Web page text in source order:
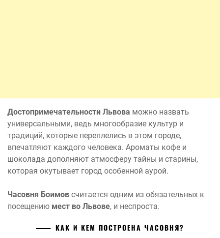
Достопримечательности Львова можно назвать
универсальными, ведь многообразие культур и
традиций, которые переплелись в этом городе,
впечатляют каждого человека. Ароматы кофе и
шоколада дополняют атмосферу тайны и старины,
которая окутывает город особенной аурой.
Часовня Боимов считается одним из обязательных к
посещению мест во Львове, и неспроста.
КАК И КЕМ ПОСТРОЕНА ЧАСОВНЯ?